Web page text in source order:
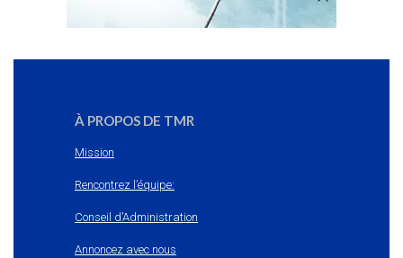
À PROPOS DE TMR
Mission
Rencontrez l’équipe:
Conseil d’Administration
Annoncez avec nous